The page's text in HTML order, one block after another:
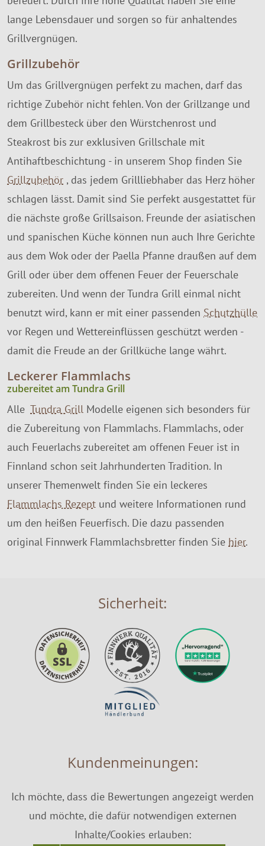
lange Lebensdauer und sorgen so für anhaltendes
Grillvergnügen.
Grillzubehör
Um das Grillvergnügen perfekt zu machen, darf das
richtige Zubehör nicht fehlen. Von der Grillzange und
dem Grillbesteck über den Würstchenrost und
Steakrost bis zur exklusiven Grillschale mit
Antihaftbeschichtung - in unserem Shop finden Sie
Grillzubehör , das jedem Grillliebhaber das Herz höher
schlagen lässt. Damit sind Sie perfekt ausgestattet für
die nächste große Grillsaison. Freunde der asiatischen
und spanischen Küche können nun auch Ihre Gerichte
aus dem Wok oder der Paella Pfanne draußen auf dem
Grill oder über dem offenen Feuer der Feuerschale
zubereiten. Und wenn der Tundra Grill einmal nicht
benutzt wird, kann er mit einer passenden Schutzhülle
vor Regen und Wettereinflüssen geschützt werden -
damit die Freude an der Grillküche lange währt.
Leckerer Flammlachs
zubereitet am Tundra Grill
Alle Tundra Grill Modelle eigenen sich besonders für
die Zubereitung von Flammlachs. Flammlachs, oder
auch Feuerlachs zubereitet am offenen Feuer ist in
Finnland schon seit Jahrhunderten Tradition. In
unserer Themenwelt finden Sie ein leckeres
Flammlachs Rezept und weitere Informationen rund
um den heißen Feuerfisch. Die dazu passenden
original Finnwerk Flammlachsbretter finden Sie hier.
Sicherheit:
Kundenmeinungen:
Ich möchte, dass die Bewertungen angezeigt werden
und möchte, die dafür notwendigen externen
Inhalte/Cookies erlauben: